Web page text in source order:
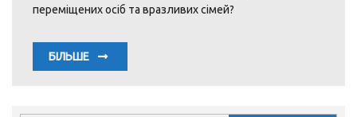
переміщених осіб та вразливих сімей?
БІЛЬШЕ